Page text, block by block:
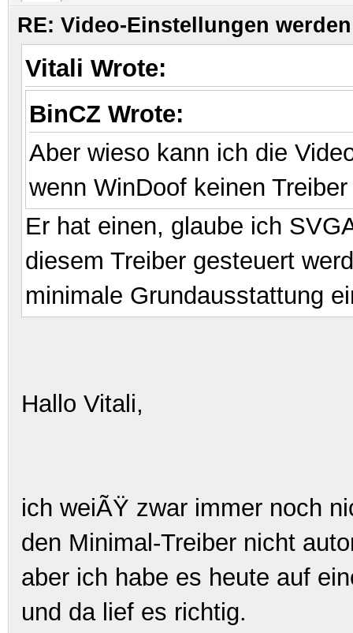
RE: Video-Einstellungen
Vitali Wrote:
BinCZ Wrote:
Aber wieso kann ich die
wenn WinDoof keinen
Er hat einen, glaube ich
diesem Treiber gesteuert
minimale Grundausstattung
Hallo Vitali,
ich weiÃŸ zwar immer noch
den Minimal-Treiber nicht
aber ich habe es heute auf
und da lief es richtig.